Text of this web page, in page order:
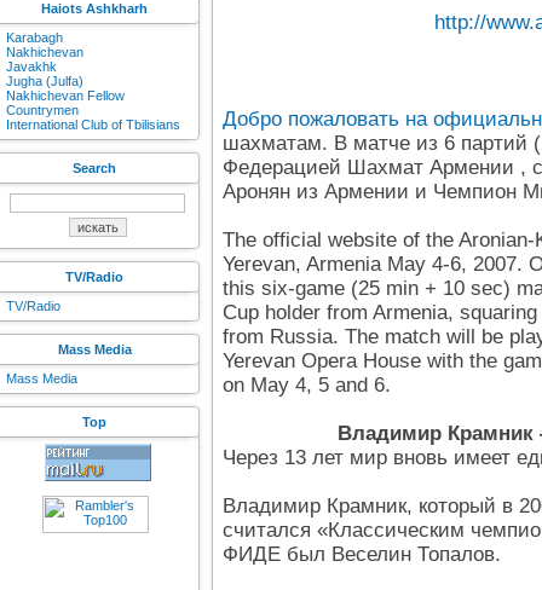
Haiots Ashkharh
Karabagh
Nakhichevan
Javakhk
Jugha (Julfa)
Nakhichevan Fellow
Countrymen
International Club of Tbilisians
Search
TV/Radio
TV/Radio
Mass Media
Mass Media
Top
http://
Добро пожаловать на
шахматам. В матче из 6 партий
Федерацией Шахмат Армении ,
Аронян из Армении и Чемпион
The official website of the
Yerevan, Armenia May 4-6, 2007.
this six-game (25 min + 10 sec)
Cup holder from Armenia,
from Russia. The match will be
Yerevan Opera House with the
on May 4, 5 and 6.
Владимир
Через 13 лет мир вновь имеет
Владимир Крамник, который в
считался «Классическим
ФИДЕ был Веселин Топалов.